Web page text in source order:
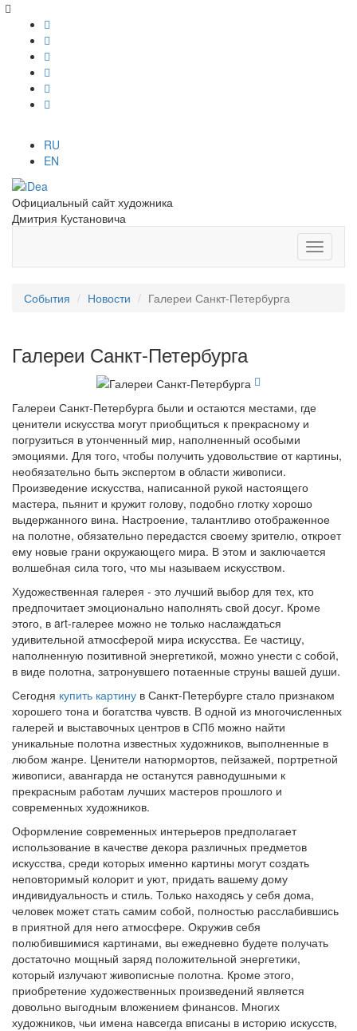
RU
EN
Официальный сайт художника
Дмитрия Кустановича
События Новости Галереи Санкт-Петербурга
Галереи Санкт-Петербурга
Галереи Санкт-Петербурга были и остаются местами, где
ценители искусства могут приобщиться к прекрасному и
погрузиться в утонченный мир, наполненный особыми
эмоциями. Для того, чтобы получить удовольствие от картины,
необязательно быть экспертом в области живописи.
Произведение искусства, написанной рукой настоящего
мастера, пьянит и кружит голову, подобно глотку хорошо
выдержанного вина. Настроение, талантливо отображенное
на полотне, обязательно передастся своему зрителю, откроет
ему новые грани окружающего мира. В этом и заключается
волшебная сила того, что мы называем искусством.
Художественная галерея - это лучший выбор для тех, кто
предпочитает эмоционально наполнять свой досуг. Кроме
этого, в art-галерее можно не только наслаждаться
удивительной атмосферой мира искусства. Ее частицу,
наполненную позитивной энергетикой, можно унести с собой,
в виде полотна, затронувшего потаенные струны вашей души.
Сегодня купить картину в Санкт-Петербурге стало признаком
хорошего тона и богатства чувств. В одной из многочисленных
галерей и выставочных центров в СПб можно найти
уникальные полотна известных художников, выполненные в
любом жанре. Ценители натюрмортов, пейзажей, портретной
живописи, авангарда не останутся равнодушными к
прекрасным работам лучших мастеров прошлого и
современных художников.
Оформление современных интерьеров предполагает
использование в качестве декора различных предметов
искусства, среди которых именно картины могут создать
неповторимый колорит и уют, придать вашему дому
индивидуальность и стиль. Только находясь у себя дома,
человек может стать самим собой, полностью расслабившись
в приятной для него атмосфере. Окружив себя
полюбившимися картинами, вы ежедневно будете получать
достаточно мощный заряд положительной энергетики,
который излучают живописные полотна. Кроме этого,
приобретение художественных произведений является
довольно выгодным вложением финансов. Многих
художников, чьи имена навсегда вписаны в историю искусств,